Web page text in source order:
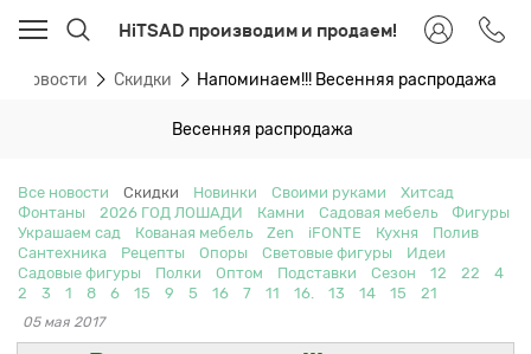
HiTSAD производим и продаем!
Новости Скидки Напоминаем!!! Весенняя распродажа
Весенняя распродажа
Все новости Скидки Новинки Своими руками
Хитсад
Фонтаны
2026 ГОД ЛОШАДИ Камни Садовая мебель
Фигуры
Украшаем сад
Кованая мебель Zen iFONTE Кухня
Полив
Сантехника
Рецепты Опоры Световые фигуры
Идеи
Садовые фигуры
Полки Оптом Подставки Сезон 12 22
4
2
3 1 8 6 15 9 5 16 7 11 16. 13 14 15 21
05 мая 2017